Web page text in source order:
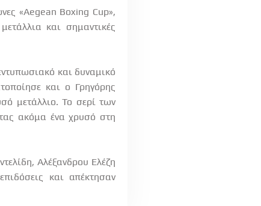
«Aegean Boxing Cup»,
και σημαντικές
και δυναμικό
και ο Γρηγόρης
μετάλλιο. Το σερί των
ακόμα ένα χρυσό στη
Αλέξανδρου Ελέζη
και απέκτησαν